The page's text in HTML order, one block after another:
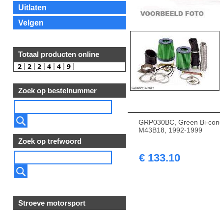
Uitlaten
Velgen
Totaal producten online
Zoek op bestelnummer
Zoek op trefwoord
Stroeve motorsport
GRP030BC, Green Bi-
M43B18, 1992-1999
€ 133.10